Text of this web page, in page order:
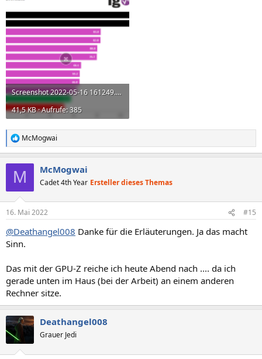
Screenshot 2022-05-16 161249.png
41,5 KB · Aufrufe: 385
R
e
e
:
McMogwai
M McMogwai
Cadet 4th Year Ersteller dieses Themas
16. Mai 2022 #15
@Deathangel008 Danke für die Erläuterungen. Ja das macht
Sinn.
Das mit der GPU-Z reiche ich heute Abend nach .... da ich
gerade unten im Haus (bei der Arbeit) an einem anderen
Rechner sitze.
Deathangel008
Grauer Jedi